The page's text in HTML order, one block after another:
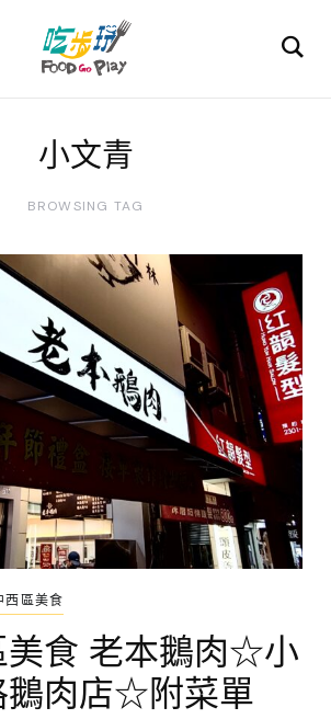
小文青
BROWSING TAG
西區美食
美食 老本鵝肉☆小
鵝肉店☆附菜單